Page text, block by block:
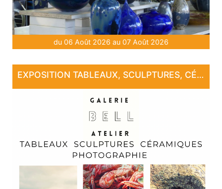
du 06 Août 2026 au 07 Août 2026
EXPOSITION TABLEAUX, SCULPTURES, CÉRAMIQUE, PHOTOGRAPHIE